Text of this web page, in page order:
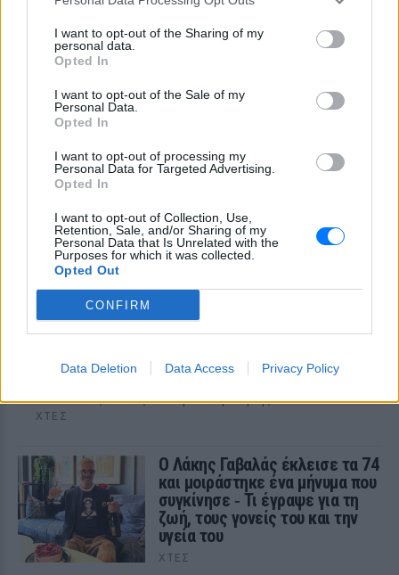
I want to opt-out of the Sharing of my
personal data.
Opted In
I want to opt-out of the Sale of my
Personal Data.
Opted In
I want to opt-out of processing my
Personal Data for Targeted Advertising.
Opted In
I want to opt-out of Collection, Use,
Retention, Sale, and/or Sharing of my
Personal Data that Is Unrelated with the
Purposes for which it was collected.
Opted Out
CONFIRM
Data Deletion Data Access Privacy Policy
«Δεν θα το ξεχάσω όσο ζω»: Η
συγκλονιστική εξομολόγηση
της Αγγελικής Ηλιάδη για τη
ΧΤΕΣ
νοσοκομείο της Αρτας.
Η Ιωάννα Τούνη δημοσίευσε υλικό από τις
διακοπές της στη Μύκονο: Όσο και αν έχω
προορισμός
ακόλουθους εικόνες από την απόδρασή της
ΧΤΕΣ
Ο Λάκης Γαβαλάς έκλεισε τα 74
και μοιράστηκε ένα μήνυμα που
συγκίνησε ‑ Τι έγραψε για τη
ζωή, τους γονείς του και την
υγεία του
ΧΤΕΣ